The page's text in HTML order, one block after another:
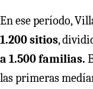
En ese período,
1.200 sitios,
a 1.500 familias.
las primeras